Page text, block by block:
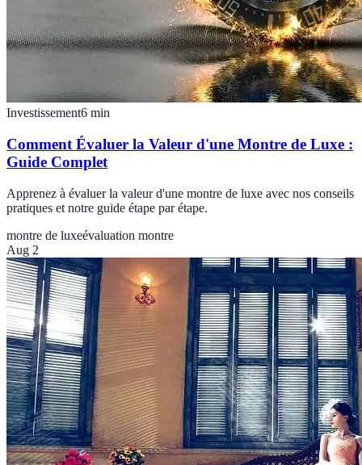
Investissement6 min
Comment Évaluer la Valeur d'une Montre de Luxe :
Guide Complet
Apprenez à évaluer la valeur d'une montre de luxe avec nos conseils
pratiques et notre guide étape par étape.
montre de luxeévaluation montre
Aug 2